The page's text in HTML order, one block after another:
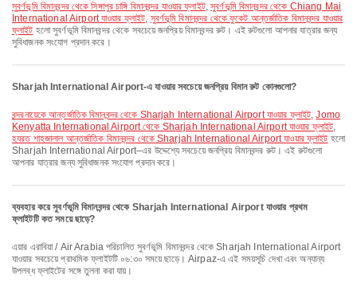
সুবর্ণভূমি বিমানবন্দর থেকে সিঙ্গাপুর চাঙ্গি বিমানবন্দর যাওয়ার ফ্লাইট,সুবর্ণভূমি বিমানবন্দর থেকে Chiang Mai
International Airport যাওয়ার ফ্লাইট, সুবর্ণভূমি বিমানবন্দর থেকে ফুকেট আন্তর্জাতিক বিমানবন্দর যাওয়ার
ফ্লাইট হলো সুবর্ণভূমি বিমানবন্দর থেকে সবচেয়ে জনপ্রিয় বিমানবন্দর রুট। এই রুটগুলো আপনার যাত্রার জন্য
সুবিধাজনক সংযোগ প্রদান করে।
Sharjah International Airport-এ যাওয়ার সবচেয়ে জনপ্রিয় বিমান রুট কোনগুলো?
বন্দরনায়েকে আন্তর্জাতিক বিমানবন্দর থেকে Sharjah International Airport যাওয়ার ফ্লাইট,Jomo
Kenyatta International Airport থেকে Sharjah International Airport যাওয়ার ফ্লাইট,
হযরত শাহজালাল আন্তর্জাতিক বিমানবন্দর থেকে Sharjah International Airport যাওয়ার ফ্লাইট হলো
Sharjah International Airport–এর উদ্দেশ্যে সবচেয়ে জনপ্রিয় বিমানবন্দর রুট। এই রুটগুলো
আপনার যাত্রার জন্য সুবিধাজনক সংযোগ প্রদান করে।
ব্যবহার করে সুবর্ণভূমি বিমানবন্দর থেকে Sharjah International Airport যাওয়ার প্রথম
ফ্লাইটটি কত সময়ে ছাড়ে?
এয়ার এরাবিয়া / Air Arabia পরিচালিত সুবর্ণভূমি বিমানবন্দর থেকে Sharjah International Airport
যাওয়ার সবচেয়ে প্রাথমিক ফ্লাইটটি ০৬:৩০ সময়ে ছাড়ে। Airpaz-এ এই সময়সূচি দেখা এবং অন্যান্য
উপলব্ধ ফ্লাইটের সঙ্গে তুলনা করা যায়।